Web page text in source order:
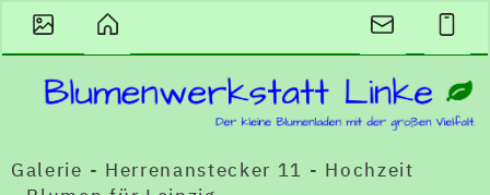
Galerie - Herrenanstecker 11 - Hochzeit